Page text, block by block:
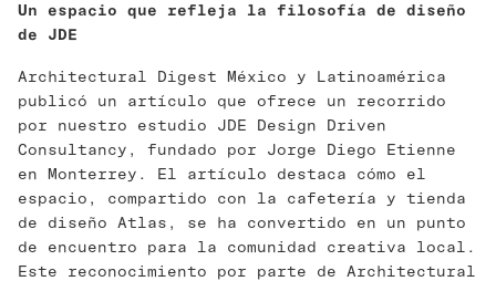
Un espacio que refleja la filosofía de diseño
de JDE
Architectural Digest México y Latinoamérica
publicó un artículo que ofrece un recorrido
por nuestro estudio JDE Design Driven
Consultancy, fundado por Jorge Diego Etienne
en Monterrey.
El artículo destaca cómo el
espacio, compartido con la cafetería y tienda
de diseño Atlas, se ha convertido en un punto
de encuentro para la comunidad creativa local.
Este reconocimiento por parte de Architectural